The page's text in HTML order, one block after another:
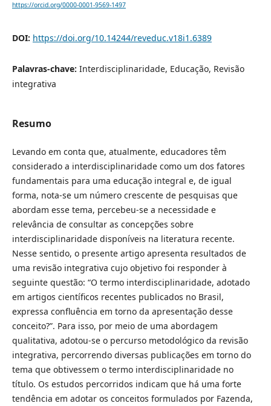
https://orcid.org/0000-0001-9569-1497
DOI: https://doi.org/10.14244/reveduc.v18i1.6389
Palavras-chave: Interdisciplinaridade, Educação, Revisão
integrativa
Resumo
Levando em conta que, atualmente, educadores têm
considerado a interdisciplinaridade como um dos fatores
fundamentais para uma educação integral e, de igual
forma, nota-se um número crescente de pesquisas que
abordam esse tema, percebeu-se a necessidade e
relevância de consultar as concepções sobre
interdisciplinaridade disponíveis na literatura recente.
Nesse sentido, o presente artigo apresenta resultados de
uma revisão integrativa cujo objetivo foi responder à
seguinte questão: “O termo interdisciplinaridade, adotado
em artigos científicos recentes publicados no Brasil,
expressa confluência em torno da apresentação desse
conceito?”. Para isso, por meio de uma abordagem
qualitativa, adotou-se o percurso metodológico da revisão
integrativa, percorrendo diversas publicações em torno do
tema que obtivessem o termo interdisciplinaridade no
título. Os estudos percorridos indicam que há uma forte
tendência em adotar os conceitos formulados por Fazenda,